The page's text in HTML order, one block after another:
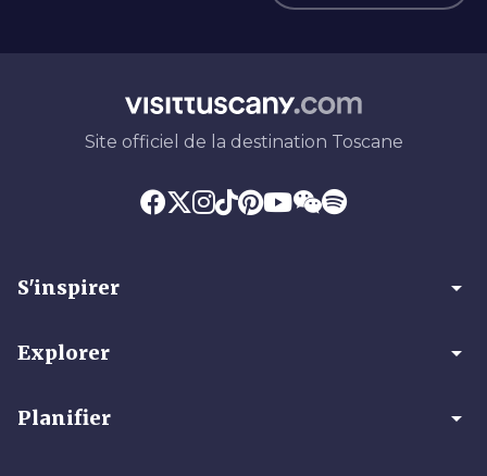
Site officiel de la destination Toscane
S'inspirer arrow_drop_down
Explorer arrow_drop_down
Planifier arrow_drop_down